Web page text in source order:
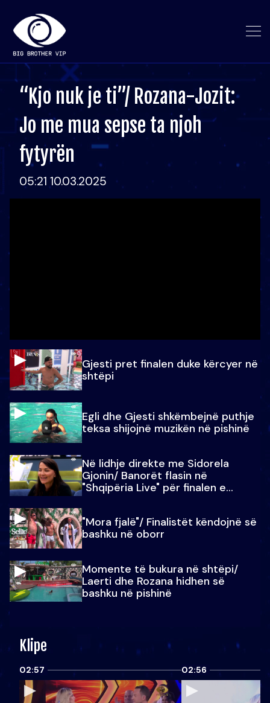
“Kjo nuk je ti”/ Rozana-Jozit:
Jo me mua sepse ta njoh
fytyrën
05:21 10.03.2025
Gjesti pret finalen duke kërcyer në
shtëpi
Egli dhe Gjesti shkëmbejnë puthje
teksa shijojnë muzikën në pishinë
Në lidhje direkte me Sidorela
Gjonin/ Banorët flasin në
"Shqipëria Live" për finalen e
"Mora fjalë"/ Finalistët këndojnë së
bashku në oborr
Momente të bukura në shtëpi/
Laerti dhe Rozana hidhen së
bashku në pishinë
Klipe
02:57 02:56